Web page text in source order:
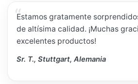
Estamos gratamente
de altísima calidad. ¡Muchas
excelentes productos!
Sr. T., Stuttgart, Alemania